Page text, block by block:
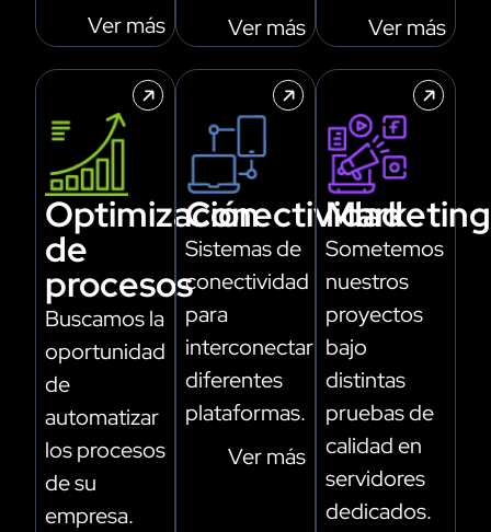
Ver más
Ver más
Ver más
Optimización
de
procesos
Buscamos la
oportunidad
de
automatizar
los procesos
de su
empresa.
Conectividad
Sistemas de
conectividad
para
interconectar
diferentes
plataformas.
Ver más
Marketing
Sometemos
nuestros
proyectos
bajo
distintas
pruebas de
calidad en
servidores
dedicados.